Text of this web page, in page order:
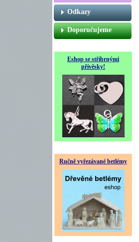
Odkazy
Doporučujeme
Eshop se stříbrnými
přívěsky!
Ručně vyřezávané betlémy